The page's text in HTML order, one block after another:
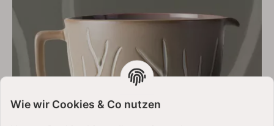
Wie wir Cookies & Co nutzen